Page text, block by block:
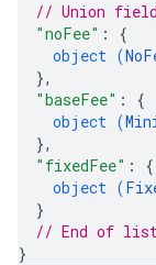
// Union field
"noFee" : {
object (
},
"baseFee" : {
object (
},
"fixedFee" : {
object (
}
// End of
}